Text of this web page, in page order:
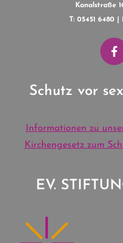
Kanalstraße
T: 05451 6480 |
Schutz vor
Informationen zu
Kirchengesetz zum
EV.